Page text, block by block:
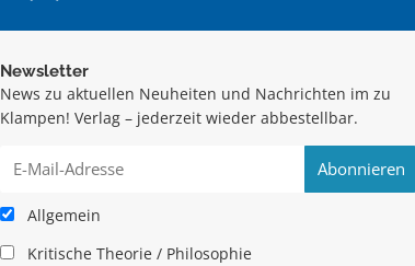
Newsletter
News zu aktuellen Neuheiten und Nachrichten im zu
Klampen! Verlag – jederzeit wieder abbestellbar.
Allgemein
Kritische Theorie / Philosophie